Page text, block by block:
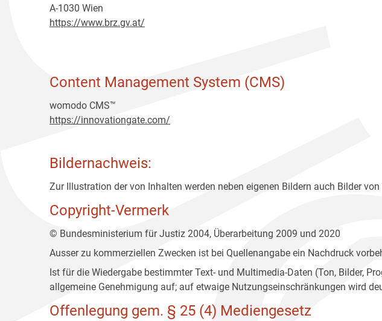
A-1030 Wien
https://www.brz.gv.at/
Content Management System (CMS)
womodo CMS™
https://innovationgate.com/
Bildernachweis:
Zur Illustration der von Inhalten werden neben eigenen Bildern auch Bilder
Copyright-Vermerk
© Bundesministerium für Justiz 2004, Überarbeitung 2009 und 2020
Ausser zu kommerziellen Zwecken ist bei Quellenangabe ein Nachdruck
Ist für die Wiedergabe bestimmter Text- und Multimedia-Daten (Ton, Bilder,
allgemeine Genehmigung auf; auf etwaige Nutzungseinschränkungen wird
Offenlegung gem. § 25 (4) Mediengesetz